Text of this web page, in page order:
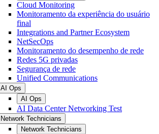
Cloud Monitoring
Monitoramento da experiência do usuário
final
Integrations and Partner Ecosystem
NetSecOps
Monitoramento do desempenho de rede
Redes 5G privadas
Segurança de rede
Unified Communications
AI Ops
AI Ops
AI Data Center Networking Test
Network Technicians
Network Technicians